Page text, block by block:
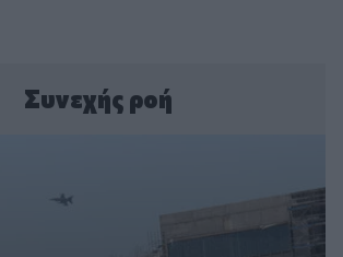
Συνεχής ροή